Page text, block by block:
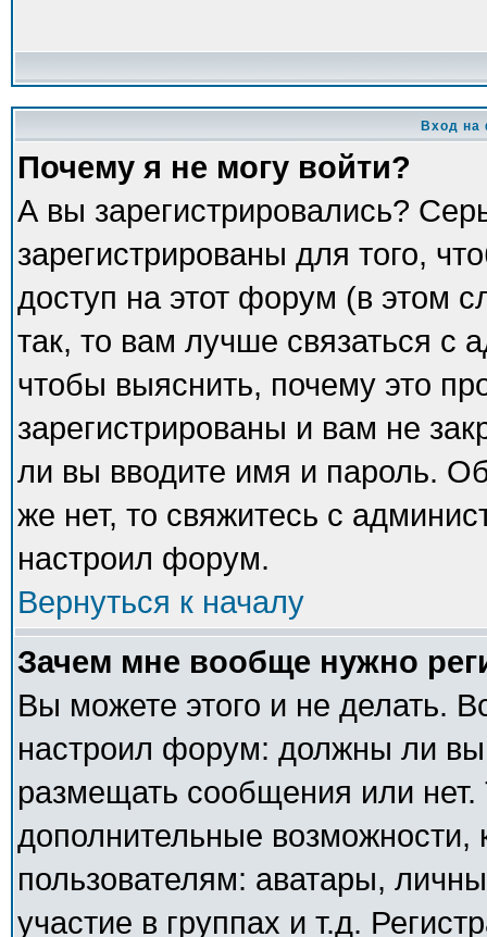
Вход на
Почему я не могу войти?
А вы зарегистрировались?
зарегистрированы для того,
доступ на этот форум (в этом
так, то вам лучше связаться с
чтобы выяснить, почему это
зарегистрированы и вам не
ли вы вводите имя и пароль.
же нет, то свяжитесь с
настроил форум.
Вернуться к началу
Зачем мне вообще нужно
Вы можете этого и не делать.
настроил форум: должны ли вы
размещать сообщения или
дополнительные
пользователям: аватары,
участие в группах и т.д.